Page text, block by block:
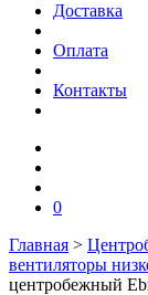
Доставка
Оплата
Контакты
0
Главная >
вентиляторы
центробежный